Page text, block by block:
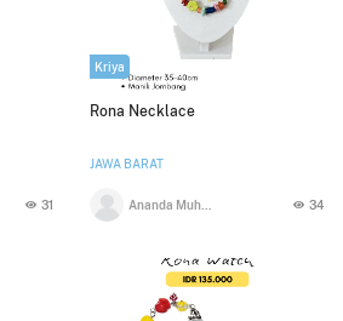
31
Kriya
Rona Necklace
JAWA BARAT
34